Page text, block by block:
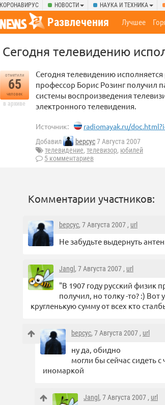
КОРОНАВИРУС НОВОСТИ НАУКА И ТЕХНИКА
Развлечения Лучшее
Сегодня телевидению
отметили
65
человек
в архиве
Сегодня телевидению
профессор Борис Розинг получил
системы воспроизведения
электронного телевидения.
Источник: radiomayak.ru/
Добавил bepcyc7 Августа 2007
телевидение, телевизор, юбилей
5 комментариев
Комментарии участников:
bepcyc, 7 Августа 2007 , url
Не забудьте выдернуть
Jangl , 7 Августа 2007 , url
"В 1907 году русский физик
получил, но толку -то? :) Вот
кругленькую сумму от всех кто
bepcyc, 7 Августа 2007 , url
ну да, обидно
могли бы сейчас сидеть
иномаркой
Jangl , 7 Августа 2007 , url